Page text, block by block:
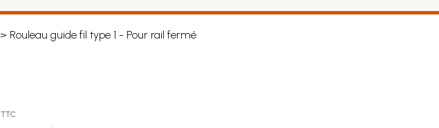
Rouleau guide fil type 1 - Pour rail fermé
TTC